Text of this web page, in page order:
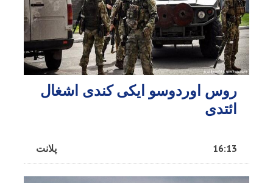
روس اوردوسو ایکی کندی اشغال
ائتدی
پلانت 16:13